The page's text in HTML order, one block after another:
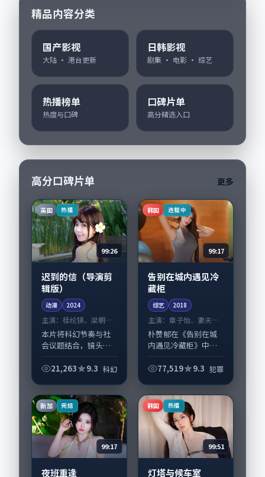
精品内容分类
国产影视
大陆 · 港台更新
日韩影视
剧集 · 电影 · 综艺
热播榜单
热度与口碑
口碑片单
高分精选入口
高分口碑片单 更多
英国 热播
99:26
迟到的信（导演剪
辑版）
动漫 2024
主演： 桂纶镁、梁朝伟
等
本片将科幻节奏与社
会议题结合，镜头语
《迟到的信（导演剪
担纲主线；取景与声
音设计凸显英国城市
质...
21,263 9.3 科幻
韩国 连载中
99:17
告别在城内遇见冷
藏柜
综艺 2018
主演：章子怡、妻夫木
聪 等
朴赞郁在《告别在城
内遇见冷藏柜》中以
罪张力，章子怡、妻
后期主要在韩国完成
制作协同，2018...
77,519 9.3 犯罪
新加 完结
99:17
夜班重逢
韩国 热播
99:51
灯塔与候车室